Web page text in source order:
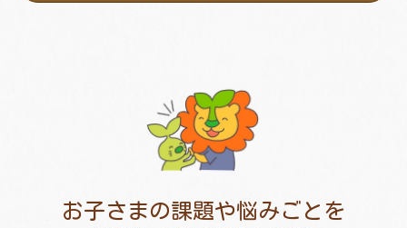
お子さまの課題や悩みごとを